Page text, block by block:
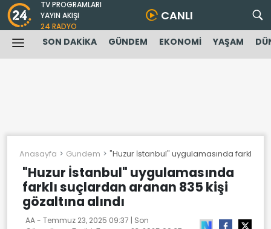
TV PROGRAMLARI
YAYIN AKIŞI
24 RADYO
CANLI
SON DAKİKA GÜNDEM EKONOMİ YAŞAM
Anasayfa Gundem "Huzur İstanbul" uygulamasında farklı
"Huzur İstanbul" uygulamasında
farklı suçlardan aranan 835 kişi
gözaltına alındı
AA - Temmuz 23, 2025 09:37 | Son